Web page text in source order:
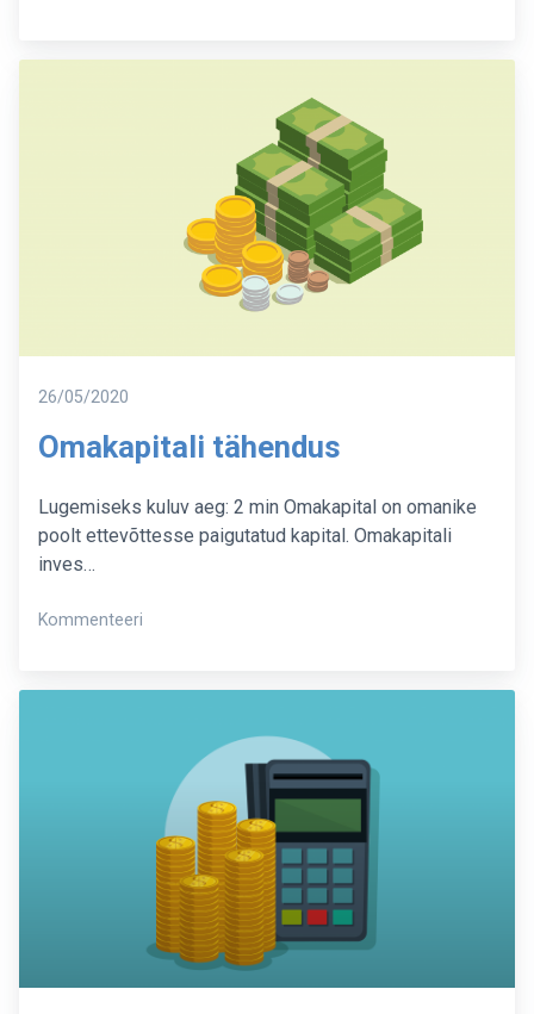
(2020)
Postitatud
26/05/2020
Omakapitali tähendus
Lugemiseks kuluv aeg: 2 min Omakapital on omanike
poolt ettevõttesse paigutatud kapital. Omakapitali
inves…
Kommenteeri